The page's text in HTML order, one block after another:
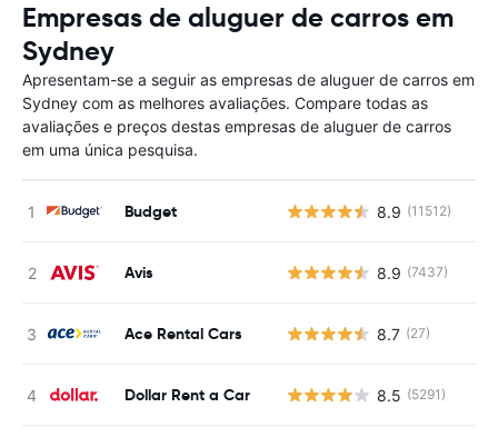
Empresas de aluguer de carros em
Sydney
Apresentam-se a seguir as empresas de aluguer de carros em
Sydney com as melhores avaliações. Compare todas as
avaliações e preços destas empresas de aluguer de carros
em uma única pesquisa.
Budget 8.9 (11512)
Avis 8.9 (7437)
Ace Rental Cars 8.7 (27)
Dollar Rent a Car 8.5 (5291)